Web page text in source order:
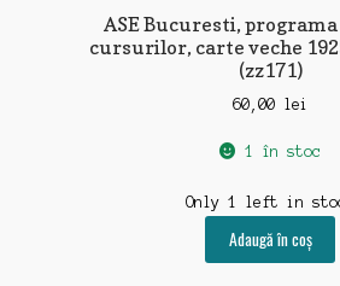
ASE Bucuresti,
cursurilor, carte veche
(zz171)
60,00 lei
1 în stoc
Only 1 left in
Adaugă în coș